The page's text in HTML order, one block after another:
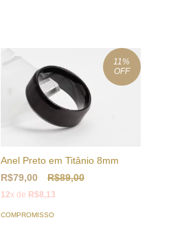
11%
OFF
Anel Preto em Titânio 8mm
R$79,00
R$89,00
12x de R$8,13
COMPROMISSO